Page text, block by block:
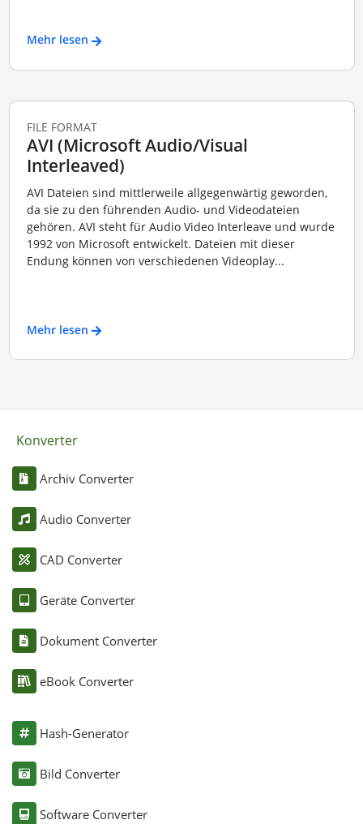
Mehr lesen
FILE FORMAT
AVI (Microsoft Audio/Visual
Interleaved)
AVI Dateien sind mittlerweile allgegenwärtig geworden,
da sie zu den führenden Audio- und Videodateien
gehören. AVI steht für Audio Video Interleave und wurde
1992 von Microsoft entwickelt. Dateien mit dieser
Endung können von verschiedenen Videoplay...
Mehr lesen
Konverter
Archiv Converter
Audio Converter
CAD Converter
Geräte Converter
Dokument Converter
eBook Converter
Hash-Generator
Bild Converter
Software Converter